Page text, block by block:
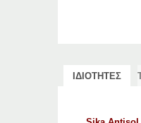
ΙΔΙΟΤΗΤΕΣ